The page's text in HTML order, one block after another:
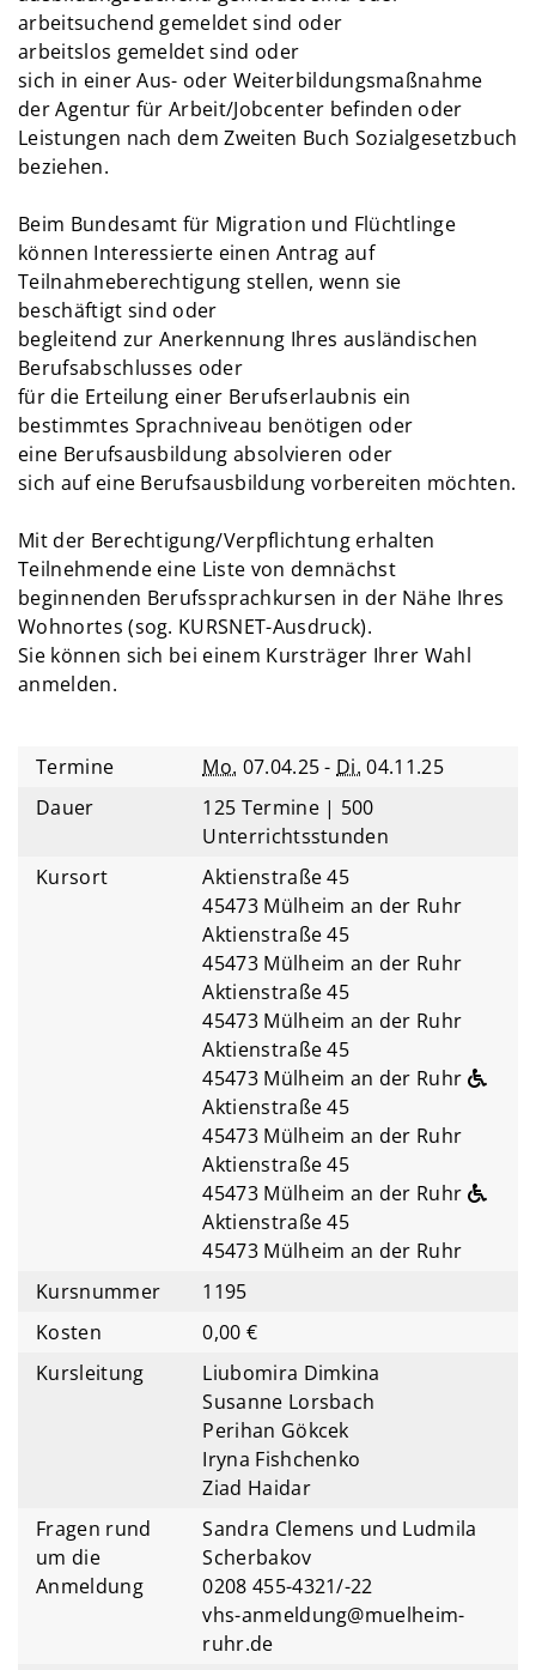
arbeitsuchend gemeldet sind oder
arbeitslos gemeldet sind oder
sich in einer Aus- oder Weiterbildungsmaßnahme
der Agentur für Arbeit/Jobcenter befinden oder
Leistungen nach dem Zweiten Buch Sozialgesetzbuch
beziehen.
Beim Bundesamt für Migration und Flüchtlinge
können Interessierte einen Antrag auf
Teilnahmeberechtigung stellen, wenn sie
beschäftigt sind oder
begleitend zur Anerkennung Ihres ausländischen
Berufsabschlusses oder
für die Erteilung einer Berufserlaubnis ein
bestimmtes Sprachniveau benötigen oder
eine Berufsausbildung absolvieren oder
sich auf eine Berufsausbildung vorbereiten möchten.
Mit der Berechtigung/Verpflichtung erhalten
Teilnehmende eine Liste von demnächst
beginnenden Berufssprachkursen in der Nähe Ihres
Wohnortes (sog. KURSNET-Ausdruck).
Sie können sich bei einem Kursträger Ihrer Wahl
anmelden.
Termine Mo. 07.04.25 - Di. 04.11.25
Dauer
125 Termine | 500
Unterrichtsstunden
Kursort
Aktienstraße 45
45473 Mülheim an der Ruhr
Aktienstraße 45
45473 Mülheim an der Ruhr
Aktienstraße 45
45473 Mülheim an der Ruhr
Aktienstraße 45
45473 Mülheim an der Ruhr
Aktienstraße 45
45473 Mülheim an der Ruhr
Aktienstraße 45
45473 Mülheim an der Ruhr
Aktienstraße 45
45473 Mülheim an der Ruhr
Kursnummer
1195
Kosten
0,00 €
Kursleitung
Liubomira Dimkina
Susanne Lorsbach
Perihan Gökcek
Iryna Fishchenko
Ziad Haidar
Fragen rund
um die
Anmeldung
Sandra Clemens und Ludmila
Scherbakov
0208 455-4321/-22
vhs-anmeldung@muelheim-
ruhr.de